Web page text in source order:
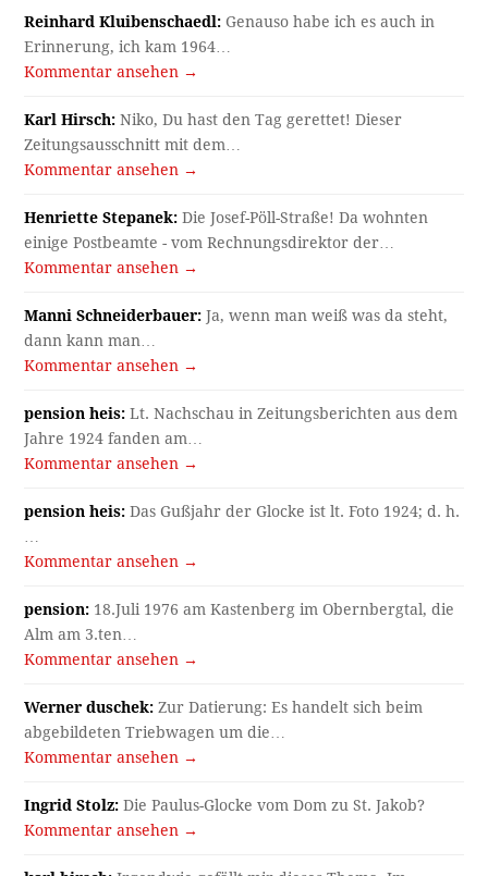
Reinhard Kluibenschaedl: Genauso habe ich es auch in
Erinnerung, ich kam 1964…
Kommentar ansehen →
Karl Hirsch: Niko, Du hast den Tag gerettet! Dieser
Zeitungsausschnitt mit dem…
Kommentar ansehen →
Henriette Stepanek: Die Josef-Pöll-Straße! Da wohnten
einige Postbeamte - vom Rechnungsdirektor der…
Kommentar ansehen →
Manni Schneiderbauer: Ja, wenn man weiß was da steht,
dann kann man…
Kommentar ansehen →
pension heis: Lt. Nachschau in Zeitungsberichten aus dem
Jahre 1924 fanden am…
Kommentar ansehen →
pension heis: Das Gußjahr der Glocke ist lt. Foto 1924; d. h.
Kommentar ansehen →
pension: 18.Juli 1976 am Kastenberg im Obernbergtal, die
Alm am 3.ten…
Kommentar ansehen →
Werner duschek: Zur Datierung: Es handelt sich beim
abgebildeten Triebwagen um die…
Kommentar ansehen →
Ingrid Stolz: Die Paulus-Glocke vom Dom zu St. Jakob?
Kommentar ansehen →